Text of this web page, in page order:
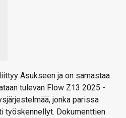
Asukseen ja on samastaa
tulevan Flow Z13 2025 -
jonka parissa
työskennellyt. Dokumenttien